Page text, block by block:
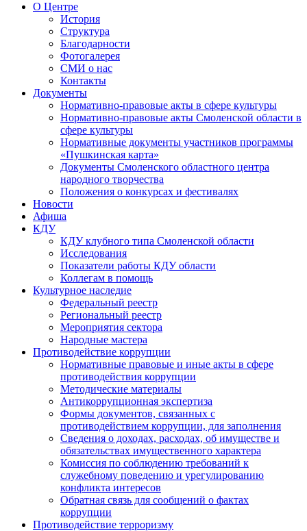
О Центре
История
Структура
Благодарности
Фотогалерея
СМИ о нас
Контакты
Документы
Нормативно-правовые акты в сфере культуры
Нормативно-правовые акты Смоленской области в
сфере культуры
Нормативные документы участников программы
«Пушкинская карта»
Документы Смоленского областного центра
народного творчества
Положения о конкурсах и фестивалях
Новости
Афиша
КДУ
КДУ клубного типа Смоленской области
Исследования
Показатели работы КДУ области
Коллегам в помощь
Культурное наследие
Федеральный реестр
Региональный реестр
Мероприятия сектора
Народные мастера
Противодействие коррупции
Нормативные правовые и иные акты в сфере
противодействия коррупции
Методические материалы
Антикоррупционная экспертиза
Формы документов, связанных с
противодействием коррупции, для заполнения
Сведения о доходах, расходах, об имуществе и
обязательствах имущественного характера
Комиссия по соблюдению требований к
служебному поведению и урегулированию
конфликта интересов
Обратная связь для сообщений о фактах
коррупции
Противодействие терроризму